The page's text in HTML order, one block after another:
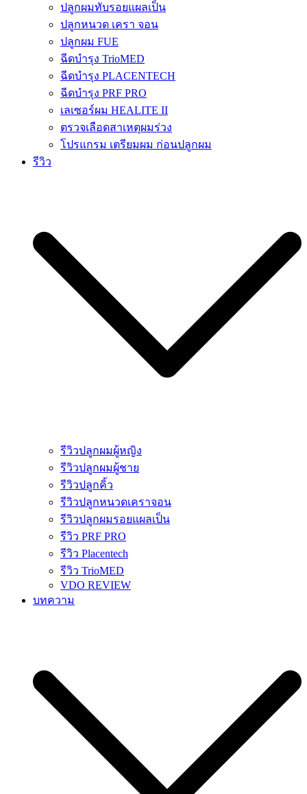
ปลูกผมทับรอยแผลเป็น
ปลูกหนวด เครา จอน
ปลูกผม FUE
ฉีดบำรุง TrioMED
ฉีดบำรุง PLACENTECH
ฉีดบำรุง PRF PRO
เลเซอร์ผม HEALITE II
ตรวจเลือดสาเหตุผมร่วง
โปรแกรม เตรียมผม ก่อนปลูกผม
รีวิว
รีวิวปลูกผมผู้หญิง
รีวิวปลูกผมผู้ชาย
รีวิวปลูกคิ้ว
รีวิวปลูกหนวดเคราจอน
รีวิวปลูกผมรอยแผลเป็น
รีวิว PRF PRO
รีวิว Placentech
รีวิว TrioMED
VDO REVIEW
บทความ